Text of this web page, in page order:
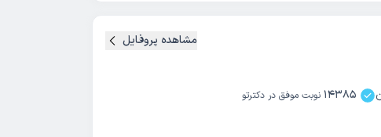
14385 نوبت موفق در دکترتو
مشاهده پروفایل